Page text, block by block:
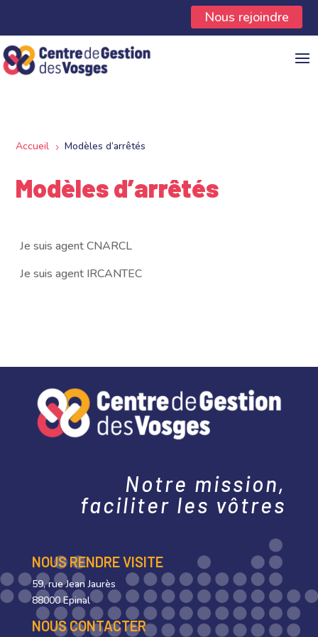
Nous rejoindre
Accueil 5 Modèles d’arrêtés
Modèles d’arrêtés
Je suis agent CNARCL
Je suis agent IRCANTEC
Notre mission,
faciliter les vôtres
NOUS RENDRE VISITE
59, rue Jean Jaurès
88000 Epinal
NOUS CONTACTER